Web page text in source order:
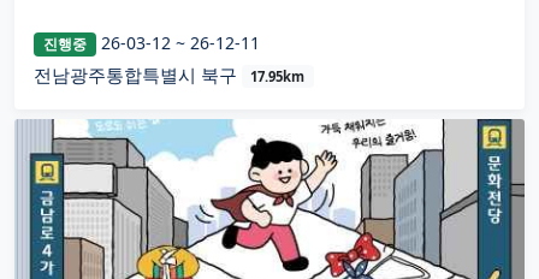
진행중 26-03-12 ~ 26-12-11
전남광주통합특별시 북구 17.95km